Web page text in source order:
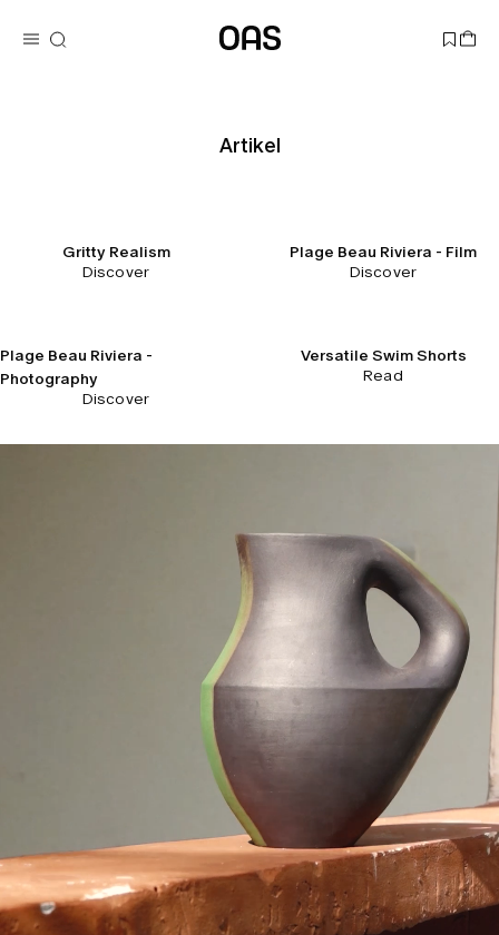
Artikel
Gritty Realism
Discover
Plage Beau Riviera - Film
Discover
Plage Beau Riviera -
Photography
Discover
Versatile Swim Shorts
Read